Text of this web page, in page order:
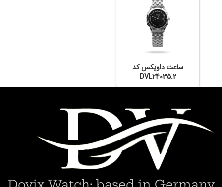
ساعت داویکس کد
DVL24035.2